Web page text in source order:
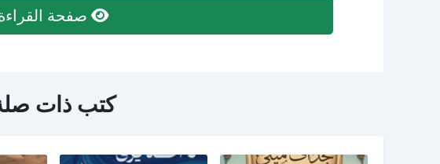
صفحة
كتب ذات